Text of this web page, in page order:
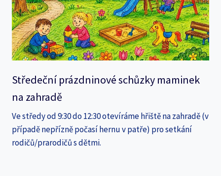
Středeční prázdninové schůzky maminek
na zahradě
Ve středy od 9:30 do 12:30 otevíráme hřiště na zahradě (v
případě nepřízně počasí hernu v patře) pro setkání
rodičů/prarodičů s dětmi.